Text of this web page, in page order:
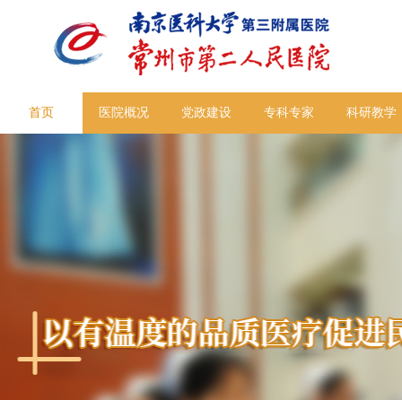
首页 医院概况 党政建设 专科专家 科研教学